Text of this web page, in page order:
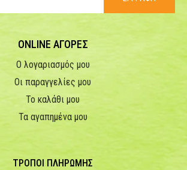
ONLINE ΑΓΟΡΕΣ
Ο λογαριασμός μου
Οι παραγγελίες μου
Το καλάθι μου
Τα αγαπημένα μου
ΤΡΟΠΟΙ ΠΛΗΡΩΜΗΣ